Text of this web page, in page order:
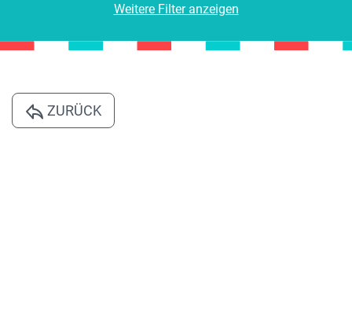
Weitere Filter anzeigen
ZURÜCK